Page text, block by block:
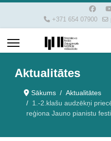
+371 654 07900
Aktualitātes
Sākums
Aktualitātes
1.-2.klašu audzēkņi
reģiona Jauno pianistu